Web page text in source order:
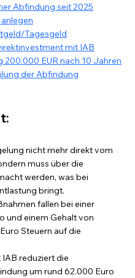
Abfindung seit 2025
Tagesgeld
mit IAB
EUR nach 10 Jahren
der Abfindung
nicht mehr direkt vom
muss über die
werden, was bei
bringt.
fallen bei einer
und einem Gehalt von
Steuern auf die
reduziert die
um rund 62.000 Euro